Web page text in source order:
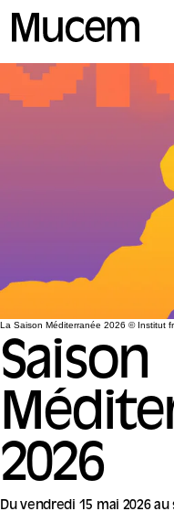
La Saison Méditerranée 2026 © Institut
Saison
2026
Du vendredi 15 mai 2026